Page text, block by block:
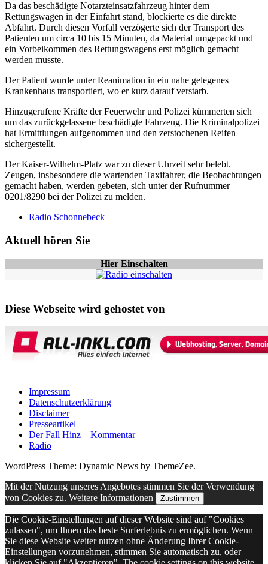
Da das beschädigte Notarzteinsatzfahrzeug hinter dem
Rettungswagen in der Einfahrt stand, blockierte es die direkte
Abfahrt. Durch diesen Vorfall verzögerte sich der Transport des
Patienten um circa 10 bis 15 Minuten, da Material umgepackt und
ein Vorbeikommen des Rettungswagens erst möglich gemacht
werden musste.
Der Patient wurde unter Reanimation in ein nahe gelegenes
Krankenhaus transportiert, wo er kurz darauf verstarb.
Hinzugerufene Kräfte der Feuerwehr und Polizei kümmerten sich
um das zurückgelassene beschädigte Fahrzeug. Die Kriminalpolizei
hat Ermittlungen aufgenommen und den zerstochenen Reifen
sichergestellt.
Der Kaiser-Wilhelm-Platz war zu dieser Uhrzeit sehr belebt.
Zeugen, insbesondere die wartenden Taxifahrer, die Beobachtungen
gemacht haben, werden gebeten, sich unter der Rufnummer
0201/8290 bei der Polizei zu melden.
Radio Schonnebeck
Aktuell hören Sie
Hier Einschalten
Diese Webseite wird gehostet von
Impressum
Datenschutzerklärung
Disclaimer
Presseartikel
Der Fall Hinz – Kommentar
Radio
WordPress Theme: Dynamic News by ThemeZee.
Mit der Nutzung unseres Angebotes stimmen Sie der Verwendung
von Cookies zu. Weitere Informationen Zustimmen
Die Cookie-Einstellungen auf dieser Website sind auf "Cookies
zulassen", um Ihnen das beste Surferlebnis zu ermöglichen. Wenn
Sie diese Website weiter nutzen ohne Änderung Ihrer Cookie-
Einstellungen vorzunehmen, stimmen Sie automatisch zu, oder